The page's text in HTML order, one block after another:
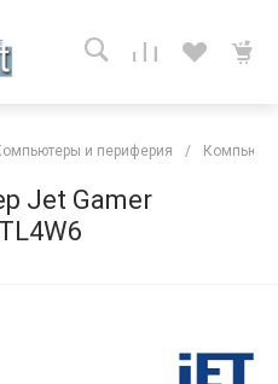
и периферия /
Jet Gamer